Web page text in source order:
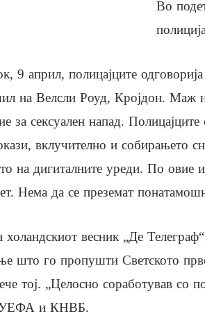
Во
9 април, полицајците
на Велсли Роуд, Кројдон. Маж
за сексуален напад. Полицајците
вклучително и собирањето
на дигиталните уреди. По овие
Нема да се преземат
холандскиот весник „Де
што го пропушти Светското
тој. „Целосно соработував со
и КНВБ.